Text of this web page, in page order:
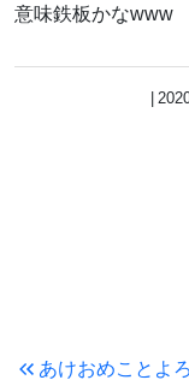
意味鉄板かなwww
あけおめことよろ